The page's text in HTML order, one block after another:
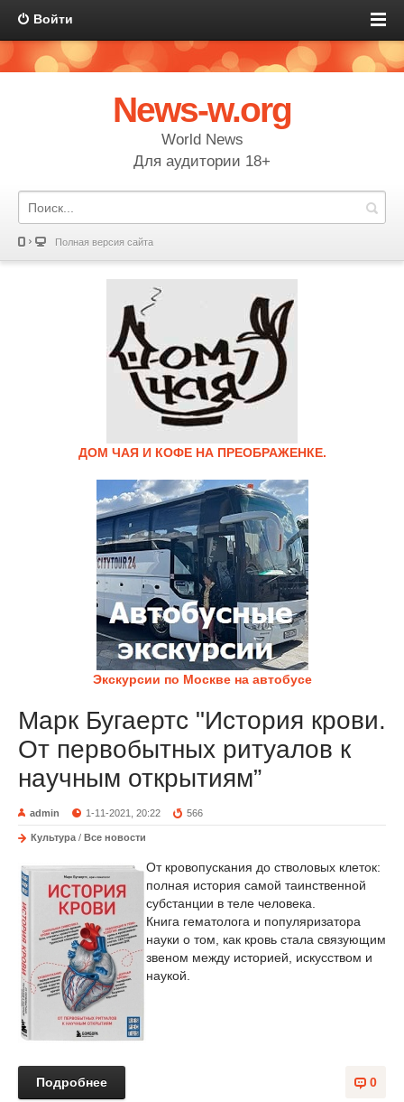
Войти
News-w.org
World News
Для аудитории 18+
Полная версия сайта
ДОМ ЧАЯ И КОФЕ НА ПРЕОБРАЖЕНКЕ.
Экскурсии по Москве на автобусе
Марк Бугаертс "История крови.
От первобытных ритуалов к
научным открытиям”
admin 1-11-2021, 20:22 566
Культура / Все новости
От кровопускания до стволовых клеток:
полная история самой таинственной
субстанции в теле человека.
Книга гематолога и популяризатора
науки о том, как кровь стала связующим
звеном между историей, искусством и
наукой.
0
Подробнее